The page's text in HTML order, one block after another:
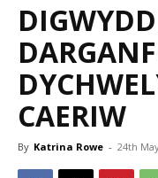
CAERIW
By Katrina Rowe - 24th